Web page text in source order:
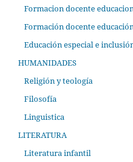
Formacion docente
Formación docente
Educación especial e
HUMANIDADES
Religión y teología
Filosofía
Linguistica
LITERATURA
Literatura infantil